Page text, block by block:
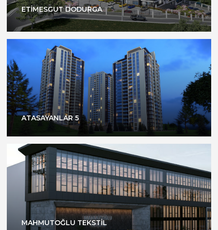
ETİMESGUT DODURGA
ATASAYANLAR 5
MAHMUTOĞLU TEKSTİL